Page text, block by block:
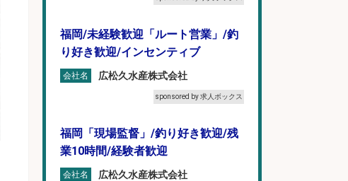
福岡/未経験歓迎「ルート営業」/釣
り好き歓迎/インセンティブ
会社名 広松久水産株式会社
sponsored by 求人ボックス
福岡「現場監督」/釣り好き歓迎/残
業10時間/経験者歓迎
会社名 広松久水産株式会社